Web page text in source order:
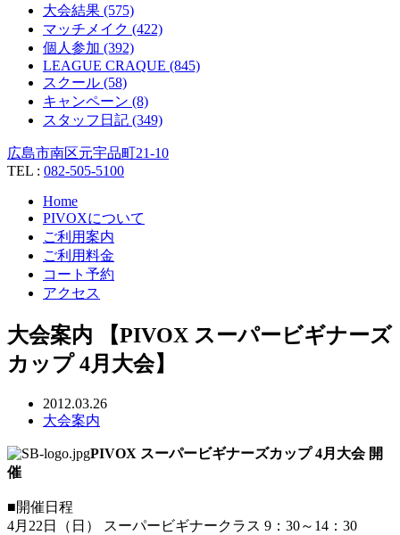
大会結果 (575)
マッチメイク (422)
個人参加 (392)
LEAGUE CRAQUE (845)
スクール (58)
キャンペーン (8)
スタッフ日記 (349)
広島市南区元宇品町21-10
TEL : 082-505-5100
Home
PIVOXについて
ご利用案内
ご利用料金
コート予約
アクセス
大会案内 【PIVOX スーパービギナーズ
カップ 4月大会】
2012.03.26
大会案内
PIVOX スーパービギナーズカップ 4月大会 開
催
■開催日程
4月22日（日） スーパービギナークラス 9：30～14：30